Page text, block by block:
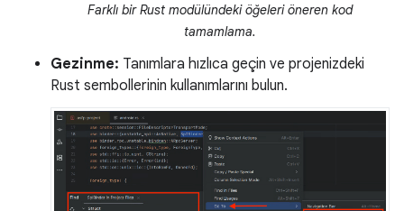
Farklı bir Rust modülündeki öğeleri öneren kod
tamamlama.
Gezinme: Tanımlara hızlıca geçin ve projenizdeki
Rust sembollerinin kullanımlarını bulun.